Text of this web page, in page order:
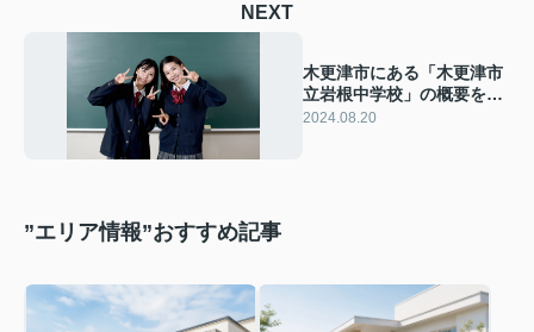
NEXT
木更津市にある「木更津市
立岩根中学校」の概要をご
紹介！教育内容も解説
2024.08.20
”エリア情報”おすすめ記事